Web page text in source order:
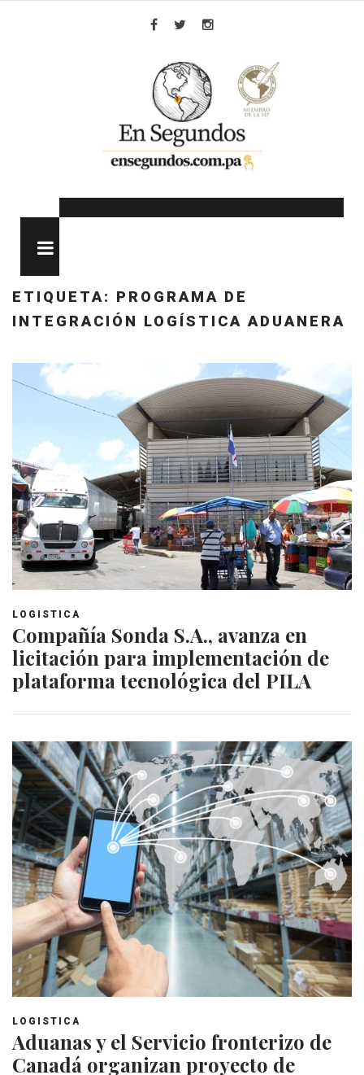
ETIQUETA: PROGRAMA DE
INTEGRACIÓN LOGÍSTICA ADUANERA
LOGISTICA
Compañía Sonda S.A., avanza en
licitación para implementación de
plataforma tecnológica del PILA
LOGISTICA
Aduanas y el Servicio fronterizo de
Canadá organizan proyecto de